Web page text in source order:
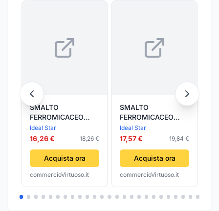
SMALTO
FERROMICACEO
'FERS' IDEAL STAR
0,750 lt - Verde
STAR
Ideal Star
16,26 € 18,26 €
Acquista ora
commercioVirtuoso.it
SMALTO
FERROMICACEO
'FERS' IDEAL STAR
0,750 lt - Verde
IDEAL STAR
Ideal Star
17,57 € 19,84 €
Acquista ora
commercioVirtuoso.it